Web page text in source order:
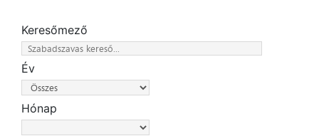
Keresőmező
Év
Hónap